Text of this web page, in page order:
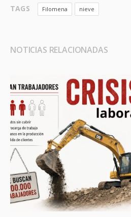
TAGS Filomena nieve
NOTICIAS RELACIONADAS